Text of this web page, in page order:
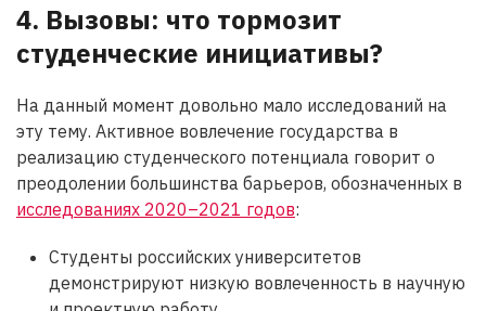
4. Вызовы: что тормозит
студенческие инициативы?
На данный момент довольно мало исследований на
эту тему. Активное вовлечение государства в
реализацию студенческого потенциала говорит о
преодолении большинства барьеров, обозначенных в
исследованиях 2020–2021 годов:
Студенты российских университетов
демонстрируют низкую вовлеченность в научную